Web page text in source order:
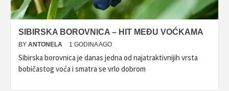
SIBIRSKA BOROVNICA – HIT MEĐU VOĆKAMA
BY ANTONELA 1 GODINA AGO
Sibirska borovnica je danas jedna od najatraktivnijih vrsta
bobičastog voća i smatra se vrlo dobrom